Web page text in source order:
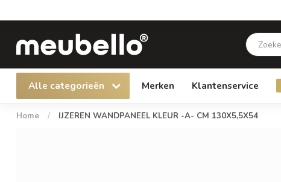
Alle categorieën Merken Klantenservice
Home / IJZEREN WANDPANEEL KLEUR -A- CM 130X5,5X54